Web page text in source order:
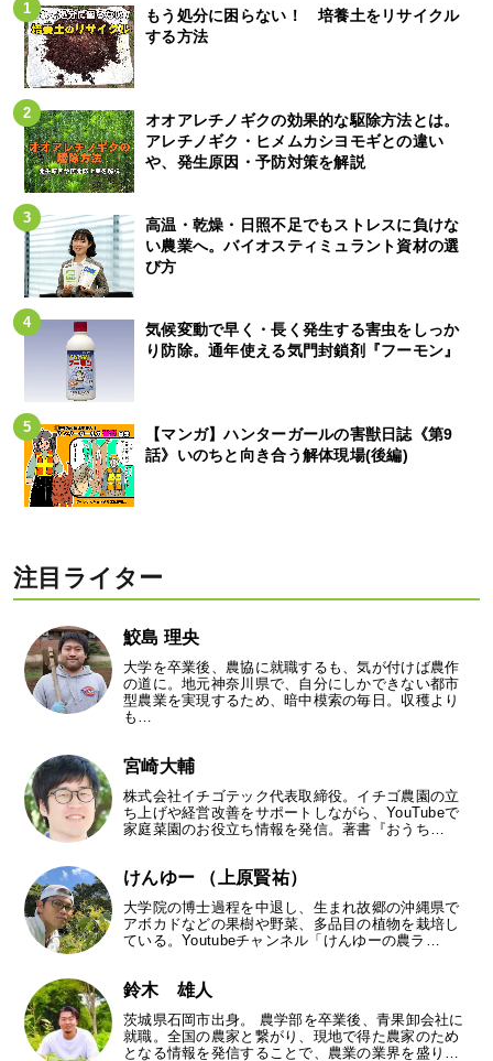
もう処分に困らない！ 培養土をリサイクル
する方法
オオアレチノギクの効果的な駆除方法とは。
アレチノギク・ヒメムカシヨモギとの違い
や、発生原因・予防対策を解説
高温・乾燥・日照不足でもストレスに負けな
い農業へ。バイオスティミュラント資材の選
び方
気候変動で早く・長く発生する害虫をしっか
り防除。通年使える気門封鎖剤『フーモン』
【マンガ】ハンターガールの害獣日誌《第9
話》いのちと向き合う解体現場(後編)
注目ライター
鮫島 理央
大学を卒業後、農協に就職するも、気が付けば農作
の道に。地元神奈川県で、自分にしかできない都市
型農業を実現するため、暗中模索の毎日。収穫より
も…
宮崎大輔
株式会社イチゴテック代表取締役。イチゴ農園の立
ち上げや経営改善をサポートしながら、YouTubeで
家庭菜園のお役立ち情報を発信。著書『おうち…
けんゆー （上原賢祐）
大学院の博士過程を中退し、生まれ故郷の沖縄県で
アボカドなどの果樹や野菜、多品目の植物を栽培し
ている。Youtubeチャンネル「けんゆーの農ラ…
鈴木 雄人
茨城県石岡市出身。 農学部を卒業後、青果卸会社に
就職。全国の農家と繋がり、現地で得た農家のため
となる情報を発信することで、農業の業界を盛り…